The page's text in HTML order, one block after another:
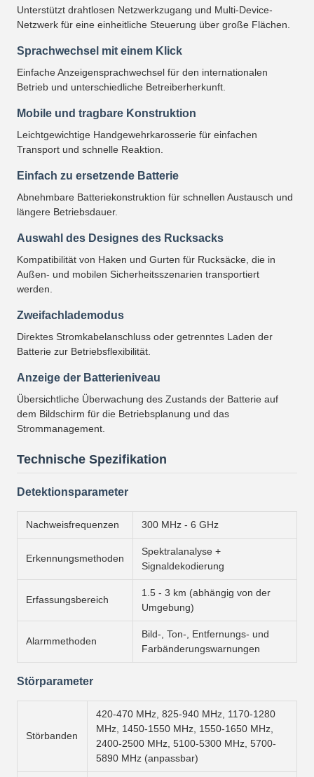
Unterstützt drahtlosen Netzwerkzugang und Multi-Device-
Netzwerk für eine einheitliche Steuerung über große Flächen.
Sprachwechsel mit einem Klick
Einfache Anzeigensprachwechsel für den internationalen
Betrieb und unterschiedliche Betreiberherkunft.
Mobile und tragbare Konstruktion
Leichtgewichtige Handgewehrkarosserie für einfachen
Transport und schnelle Reaktion.
Einfach zu ersetzende Batterie
Abnehmbare Batteriekonstruktion für schnellen Austausch und
längere Betriebsdauer.
Auswahl des Designes des Rucksacks
Kompatibilität von Haken und Gurten für Rucksäcke, die in
Außen- und mobilen Sicherheitsszenarien transportiert
werden.
Zweifachlademodus
Direktes Stromkabelanschluss oder getrenntes Laden der
Batterie zur Betriebsflexibilität.
Anzeige der Batterieniveau
Übersichtliche Überwachung des Zustands der Batterie auf
dem Bildschirm für die Betriebsplanung und das
Strommanagement.
Technische Spezifikation
Detektionsparameter
Nachweisfrequenzen 300 MHz - 6 GHz
Erkennungsmethoden
Spektralanalyse +
Signaldekodierung
Erfassungsbereich
1.5 - 3 km (abhängig von der
Umgebung)
Alarmmethoden
Bild-, Ton-, Entfernungs- und
Farbänderungswarnungen
Störparameter
Störbanden
420-470 MHz, 825-940 MHz, 1170-1280
MHz, 1450-1550 MHz, 1550-1650 MHz,
2400-2500 MHz, 5100-5300 MHz, 5700-
5890 MHz (anpassbar)